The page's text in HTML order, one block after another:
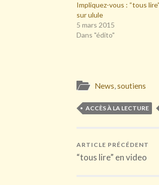
Impliquez-vous : “tous
sur ulule
5 mars 2015
Dans "édito"
News,soutiens
ACCÈS À LA LECTURE
ARTICLE PRÉCÉDENT
“tous lire” en video